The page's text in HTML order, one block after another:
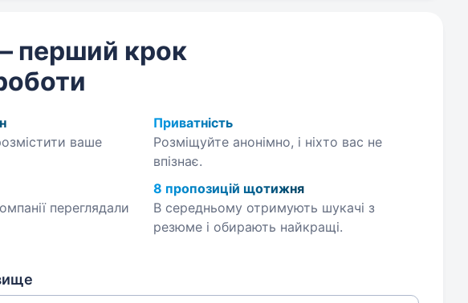
перший крок
ваше
Приватність
Розміщуйте анонімно, і ніхто вас не
впізнає.
переглядали
8 пропозицій щотижня
В середньому отримують шукачі з
резюме і обирають найкращі.